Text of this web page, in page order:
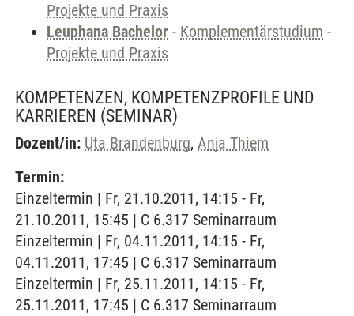
Projekte und Praxis
Leuphana Bachelor - Komplementärstudium -
Projekte und Praxis
KOMPETENZEN, KOMPETENZPROFILE UND
KARRIEREN (SEMINAR)
Dozent/in: Uta Brandenburg, Anja Thiem
Termin:
Einzeltermin | Fr, 21.10.2011, 14:15 - Fr,
21.10.2011, 15:45 | C 6.317 Seminarraum
Einzeltermin | Fr, 04.11.2011, 14:15 - Fr,
04.11.2011, 17:45 | C 6.317 Seminarraum
Einzeltermin | Fr, 25.11.2011, 14:15 - Fr,
25.11.2011, 17:45 | C 6.317 Seminarraum